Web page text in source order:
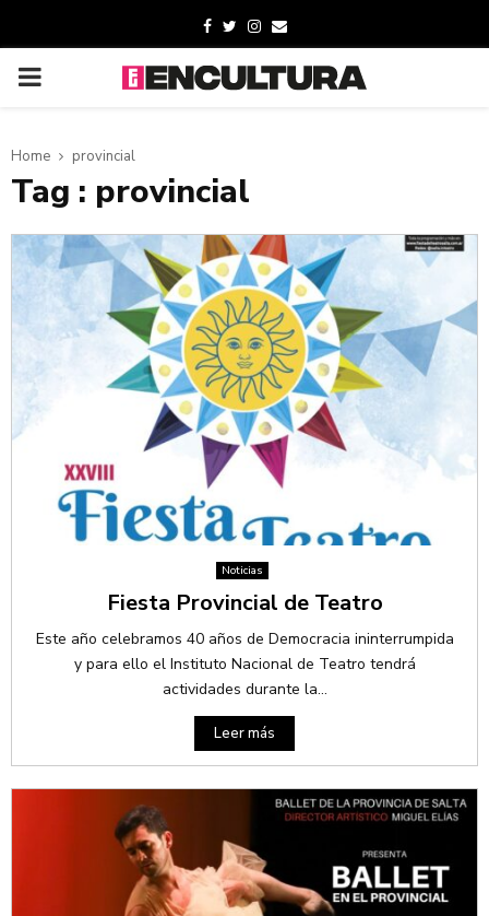
Home provincial
Tag : provincial
Noticias
Fiesta Provincial de Teatro
Este año celebramos 40 años de Democracia ininterrumpida
y para ello el Instituto Nacional de Teatro tendrá
actividades durante la...
Leer más